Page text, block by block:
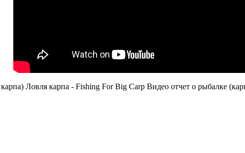
Ловля карпа - Fishing For Big Carp Видео отчет о рыбалке